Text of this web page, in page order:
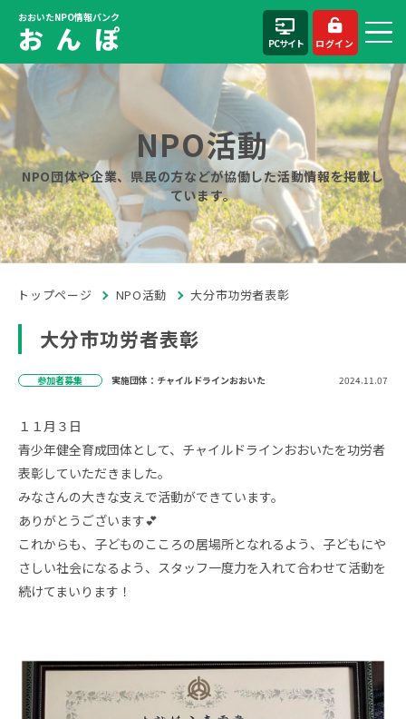
おおいたNPO情報バンク
お ん ぽ PCサイト ログイン
NPO活動
NPO団体や企業、県民の方などが協働した活動情報を掲載し
ています。
トップページ NPO活動 大分市功労者表彰
大分市功労者表彰
参加者募集 実施団体：チャイルドラインおおいた 2024.11.07
１１月３日
青少年健全育成団体として、チャイルドラインおおいたを功労者
表彰していただきました。
みなさんの大きな支えで活動ができています。
ありがとうございます💕
これからも、子どものこころの居場所となれるよう、子どもにや
さしい社会になるよう、スタッフ一度力を入れて合わせて活動を
続けてまいります！